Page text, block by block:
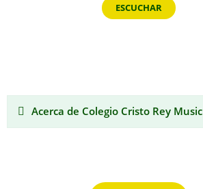
ESCUCHAR
Acerca de Colegio Cristo Rey Music